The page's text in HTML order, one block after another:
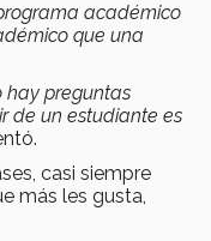
académico
que una
hay preguntas
de un estudiante es
casi siempre
más les gusta,